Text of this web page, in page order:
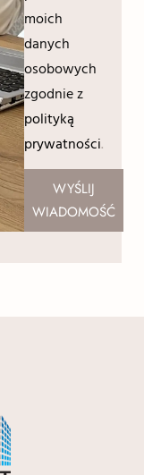
moich
danych
osobowych
zgodnie z
polityką
prywatności.
WYŚLIJ
WIADOMOŚĆ